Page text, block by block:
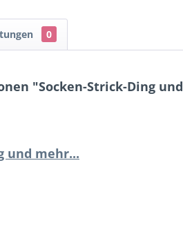
0
"Socken-Strick-Ding
und mehr...